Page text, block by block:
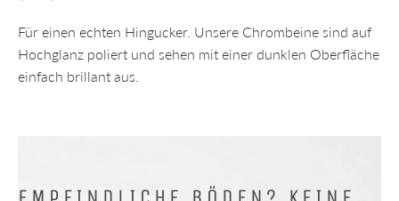
Für einen echten Hingucker. Unsere Chrombeine sind auf
Hochglanz poliert und sehen mit einer dunklen Oberfläche
einfach brillant aus.